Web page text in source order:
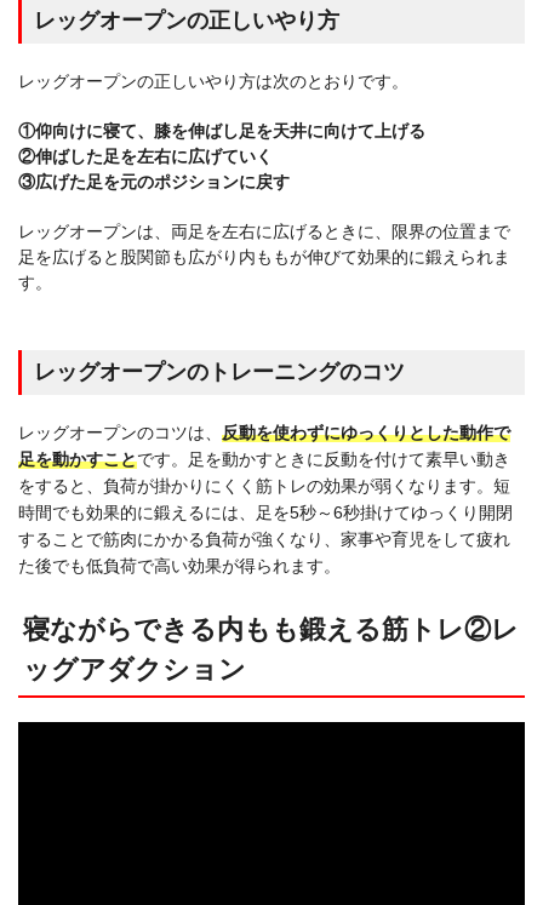
レッグオープンの正しいやり方
レッグオープンの正しいやり方は次のとおりです。
①仰向けに寝て、膝を伸ばし足を天井に向けて上げる
②伸ばした足を左右に広げていく
③広げた足を元のポジションに戻す
レッグオープンは、両足を左右に広げるときに、限界の位置まで
足を広げると股関節も広がり内ももが伸びて効果的に鍛えられま
す。
レッグオープンのトレーニングのコツ
レッグオープンのコツは、 反動を使わずにゆっくりとした動作で
足を動かすことです。足を動かすときに反動を付けて素早い動き
をすると、負荷が掛かりにくく筋トレの効果が弱くなります。短
時間でも効果的に鍛えるには、足を5秒～6秒掛けてゆっくり開閉
することで筋肉にかかる負荷が強くなり、家事や育児をして疲れ
た後でも低負荷で高い効果が得られます。
寝ながらできる内もも鍛える筋トレ②レ
ッグアダクション